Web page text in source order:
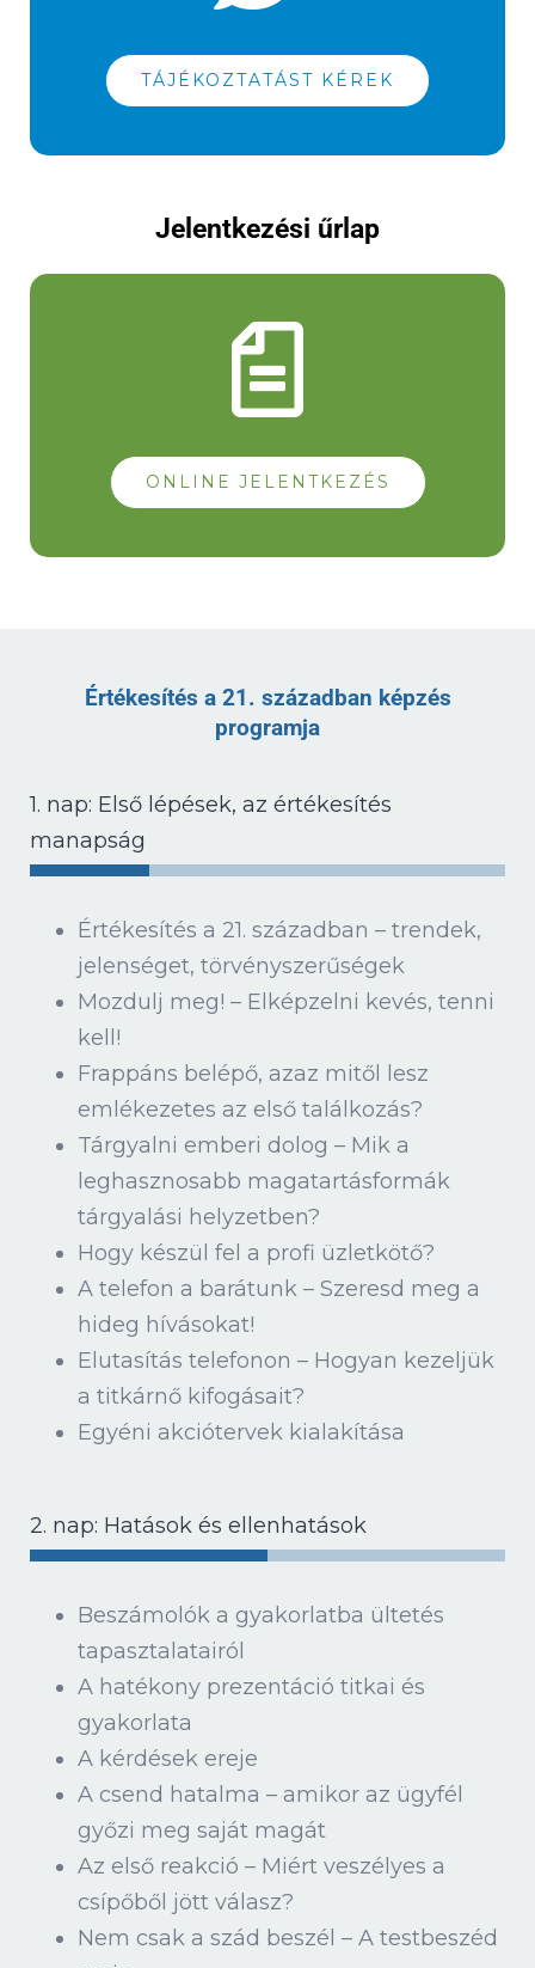
TÁJÉKOZTATÁST KÉREK
Jelentkezési űrlap
ONLINE JELENTKEZÉS
Értékesítés a 21. században képzés
programja
1. nap: Első lépések, az értékesítés
manapság
Értékesítés a 21. században – trendek,
jelenséget, törvényszerűségek
Mozdulj meg! – Elképzelni kevés, tenni
kell!
Frappáns belépő, azaz mitől lesz
emlékezetes az első találkozás?
Tárgyalni emberi dolog – Mik a
leghasznosabb magatartásformák
tárgyalási helyzetben?
Hogy készül fel a profi üzletkötő?
A telefon a barátunk – Szeresd meg a
hideg hívásokat!
Elutasítás telefonon – Hogyan kezeljük
a titkárnő kifogásait?
Egyéni akciótervek kialakítása
2. nap: Hatások és ellenhatások
Beszámolók a gyakorlatba ültetés
tapasztalatairól
A hatékony prezentáció titkai és
gyakorlata
A kérdések ereje
A csend hatalma – amikor az ügyfél
győzi meg saját magát
Az első reakció – Miért veszélyes a
csípőből jött válasz?
Nem csak a szád beszél – A testbeszéd